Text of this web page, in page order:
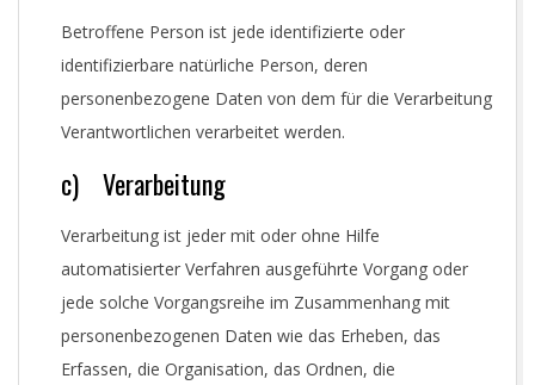
Betroffene Person ist jede identifizierte oder
identifizierbare natürliche Person, deren
personenbezogene Daten von dem für die Verarbeitung
Verantwortlichen verarbeitet werden.
c) Verarbeitung
Verarbeitung ist jeder mit oder ohne Hilfe
automatisierter Verfahren ausgeführte Vorgang oder
jede solche Vorgangsreihe im Zusammenhang mit
personenbezogenen Daten wie das Erheben, das
Erfassen, die Organisation, das Ordnen, die